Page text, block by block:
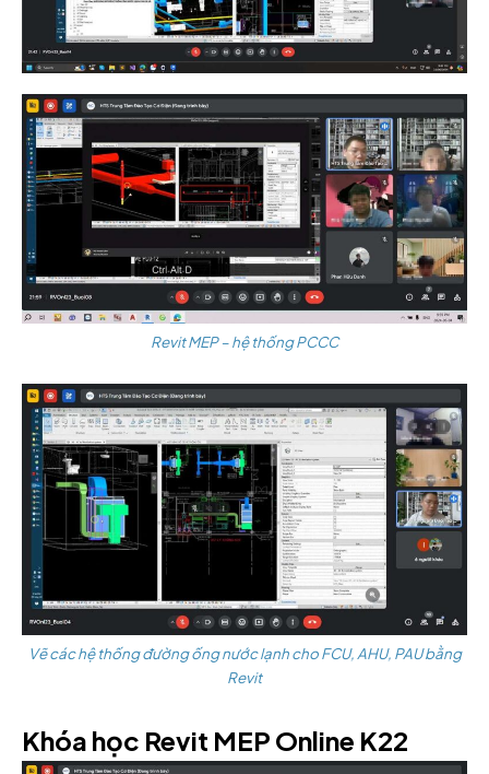
Revit MEP – hệ thống PCCC
Vẽ các hệ thống đường ống nước lạnh cho FCU, AHU, PAU bằng
Revit
Khóa học Revit MEP Online K22